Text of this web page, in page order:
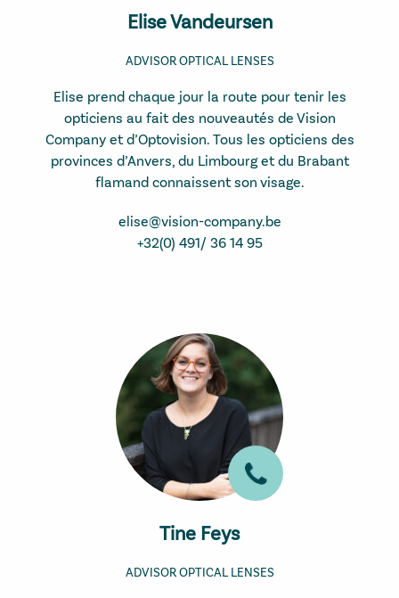
Elise Vandeursen
ADVISOR OPTICAL LENSES
Elise prend chaque jour la route pour tenir les
opticiens au fait des nouveautés de Vision
Company et d’Optovision. Tous les opticiens des
provinces d’Anvers, du Limbourg et du Brabant
flamand connaissent son visage.
elise@vision-company.be
+32(0) 491/ 36 14 95
Tine Feys
ADVISOR OPTICAL LENSES